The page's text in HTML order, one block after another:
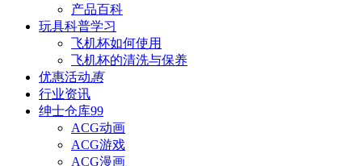
产品百科
玩具科普学习
飞机杯如何使用
飞机杯的清洗与保养
优惠活动惠
行业资讯
绅士仓库99
ACG动画
ACG游戏
ACG漫画